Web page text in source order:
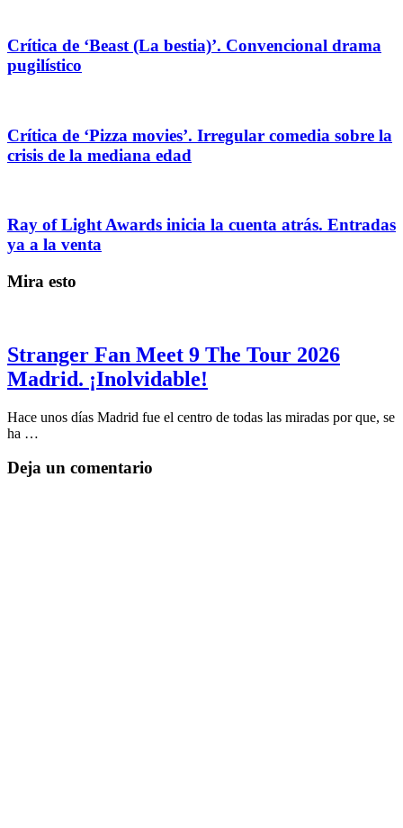
Crítica de ‘Beast (La bestia)’. Convencional drama
pugilístico
Crítica de ‘Pizza movies’. Irregular comedia sobre la
crisis de la mediana edad
Ray of Light Awards inicia la cuenta atrás. Entradas
ya a la venta
Mira esto
Stranger Fan Meet 9 The Tour 2026
Madrid. ¡Inolvidable!
Hace unos días Madrid fue el centro de todas las miradas por que, se
ha …
Deja un comentario